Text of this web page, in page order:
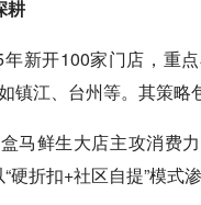
耕
新开100家门店，重
镇江、台州等。其策略
马鲜生大店主攻消费
硬折扣+社区自提”模式渗